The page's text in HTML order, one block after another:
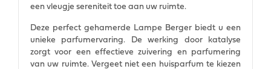
een vleugje sereniteit toe aan uw ruimte.
Deze perfect gehamerde Lampe Berger biedt u een
unieke parfumervaring. De werking door katalyse
zorgt voor een effectieve zuivering en parfumering
van uw ruimte. Vergeet niet een huisparfum te kiezen